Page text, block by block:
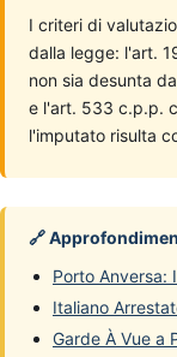
I criteri di
dalla legge: l'art.
non sia desunta
e l'art. 533 c.p.p.
l'imputato risulta
🔗
Porto Anversa:
Italiano
Garde À Vue a